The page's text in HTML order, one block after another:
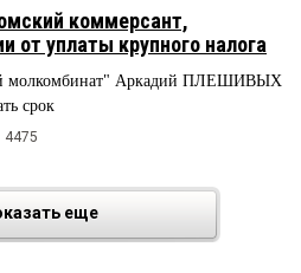
коммерсант,
от уплаты крупного налога
молкомбинат" Аркадий ПЛЕШИВЫХ
срок
4475
еще